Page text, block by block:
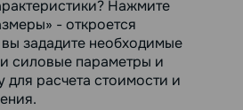
Нажмите
- откроется
вы зададите необходимые
силовые параметры и
для расчета стоимости и